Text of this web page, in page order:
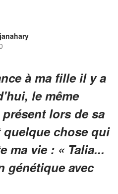
à ma fille il y a
le même
lors de sa
chose qui
ma vie : « Talia...
génétique avec